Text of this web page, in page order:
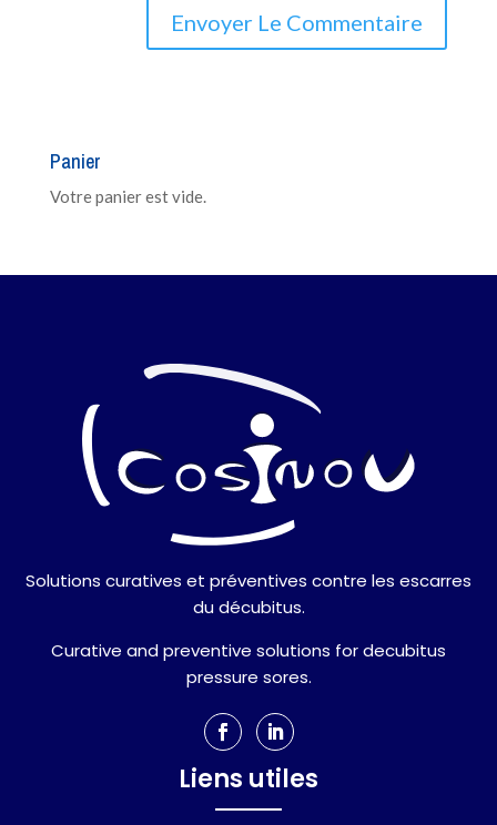
Panier
Votre panier est vide.
Solutions curatives et préventives contre les escarres
du décubitus.
Curative and preventive solutions for decubitus
pressure sores.
Liens utiles